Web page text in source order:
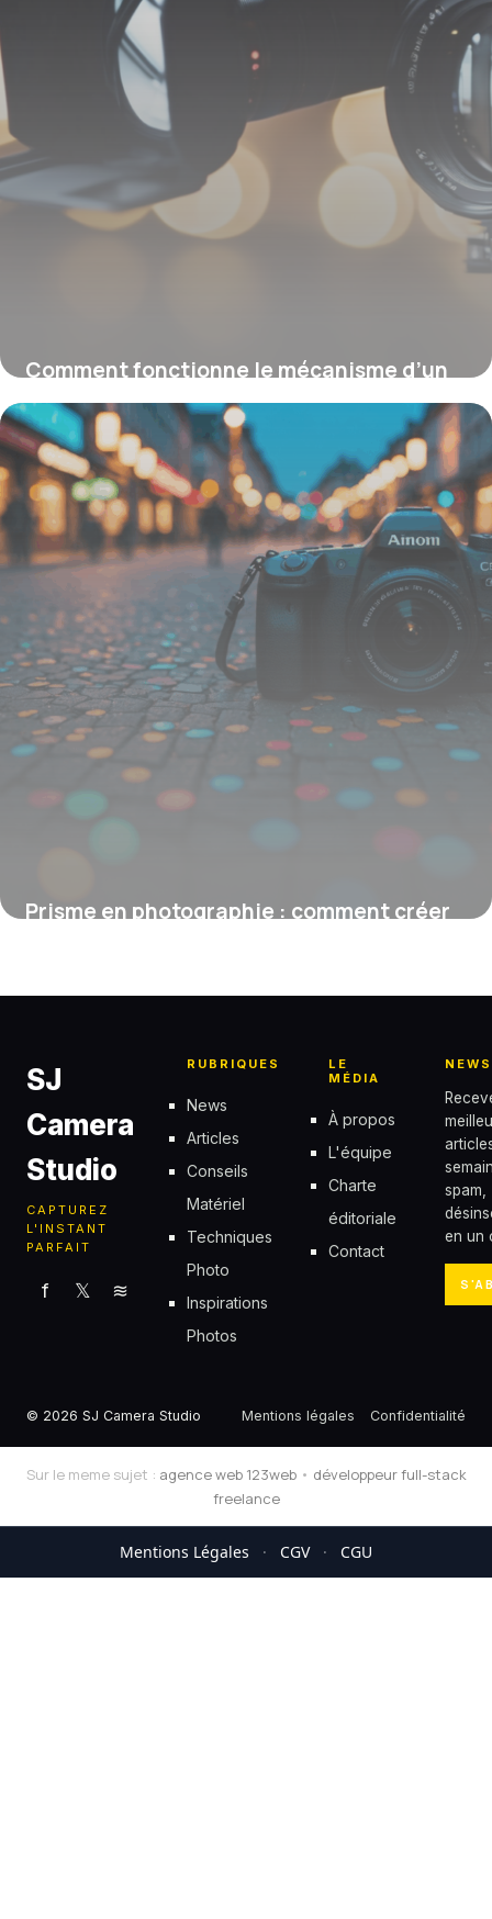
Comment fonctionne le mécanisme d’un
appareil photo reflex pour des photos
parfaites
9 février 2026
Prisme en photographie : comment créer
SJ
Camera
Studio
CAPTUREZ
L'INSTANT
PARFAIT
f 𝕏 ≋
RUBRIQUES
News
Articles
Conseils
Matériel
Techniques
Photo
Inspirations
Photos
LE
MÉDIA
À propos
L'équipe
Charte
éditoriale
Contact
spam,
en un
© 2026 SJ Camera Studio Mentions légales Confidentialité
Sur le meme sujet : agence web 123web• développeur full-stack
freelance
Mentions Légales · CGV · CGU